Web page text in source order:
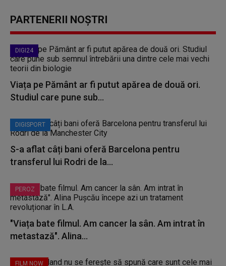
PARTENERII NOȘTRI
DIGI24
Viața pe Pământ ar fi putut apărea de două ori.
Studiul care pune sub...
DIGISPORT
S-a aflat câți bani oferă Barcelona pentru
transferul lui Rodri de la...
PEROZ
"Viața bate filmul. Am cancer la sân. Am intrat în
metastază". Alina...
FILM NOW